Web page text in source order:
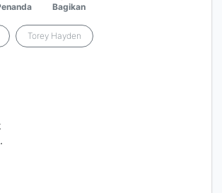
Bagikan
Torey Hayden